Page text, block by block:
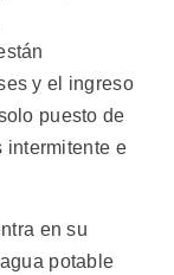
y el ingreso
puesto de
intermitente e
en su
potable